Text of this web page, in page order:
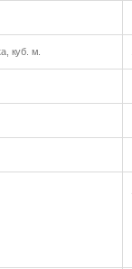
куб. м.